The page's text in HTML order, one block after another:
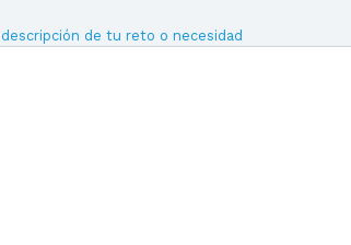
de tu reto o necesidad